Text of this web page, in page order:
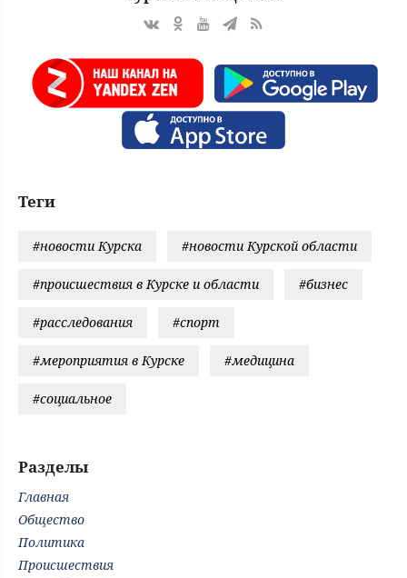
Теги
#новости Курска #новости Курской области
#происшествия в Курске и области #бизнес
#расследования #спорт
#мероприятия в Курске #медицина
#социальное
Разделы
Главная
Общество
Политика
Происшествия